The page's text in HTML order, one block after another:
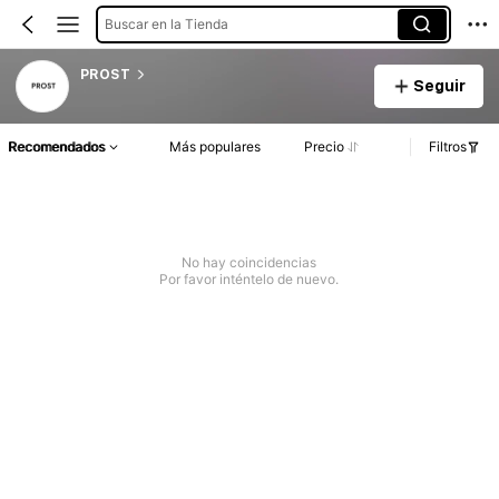
Buscar en la Tienda
PROST
Seguir
Recomendados Más populares Precio Filtros
No hay coincidencias
Por favor inténtelo de nuevo.